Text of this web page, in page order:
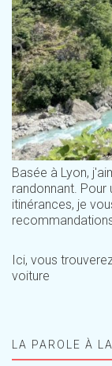
Basée à Lyon,
randonnant. Pour
itinérances, je
Ici, vous
voiture
LA PAROLE À